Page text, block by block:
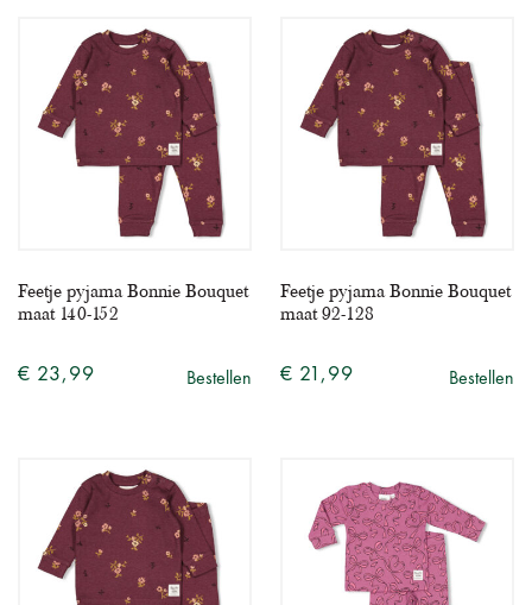
Feetje pyjama Bonnie Bouquet
maat 140-152
€ 23,99 Bestellen
Feetje pyjama Bonnie Bouquet
maat 92-128
€ 21,99 Bestellen